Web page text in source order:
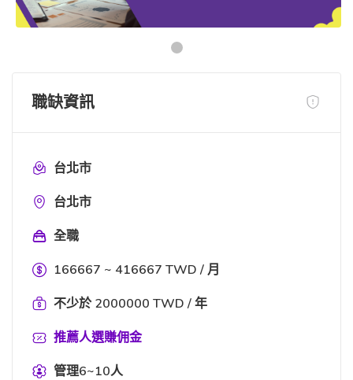
職缺資訊
台北市
台北市
全職
166667 ~ 416667 TWD / 月
不少於 2000000 TWD / 年
推薦人選賺佣金
管理6~10人